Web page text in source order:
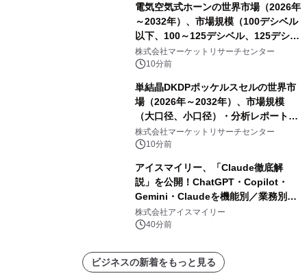
査）・分析レポートを発表
電気空気式ホーンの世界市場（2026年
～2032年）、市場規模（100デシベル
以下、100～125デシベル、125デシベ
ル以上）・分析レポートを発表
株式会社マーケットリサーチセンター
10分前
単結晶DKDPポッケルスセルの世界市
場（2026年～2032年）、市場規模
（大口径、小口径）・分析レポートを
発表
株式会社マーケットリサーチセンター
10分前
アイスマイリー、「Claude徹底解
説」を公開！ChatGPT・Copilot・
Gemini・Claudeを機能別／業務別に
比較―自社に合う生成AIの選び方がわ
かる実践ガイド
株式会社アイスマイリー
40分前
ビジネスの新着をもっと見る